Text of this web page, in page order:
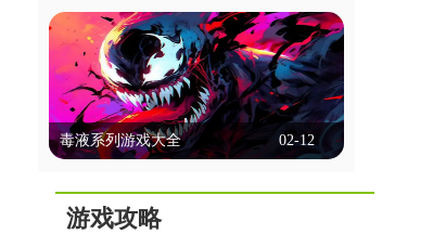
体验多样的故事线和情感冲突。画面精
美，配音出色，强调沉浸感。玩家不仅能
享受互动乐趣，还能通过不同选择探索多
种可能性，体验复杂的人性和道德困境。
这里锚点网小编为各位带来几款好玩的剧
情互动类游戏，一起来看看吧！
能联机的台球游戏
能联机的台球游戏允许玩家通过网络与朋
友或全球玩家实时对战，这些游戏通常提
供单人模式、多人模式和在线比赛，玩家
可以通过匹配系统或邀请好友进行对战。
它们以逼真的物理效果和多种游戏模式著
戏通常具备聊天功能，方便玩家交流，部
分还提供排行榜和成就系统，增加竞技性
和趣味性。这里锚点网小编为大家带来多
立即查看
毒液系列游戏大全
02-12
毒液游戏集锦，汇聚了众多热门精彩的毒
游戏攻略